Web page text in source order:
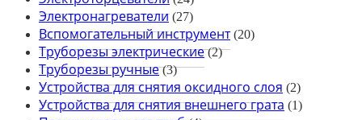
Электронагреватели (27)
Вспомогательный инструмент (20)
Труборезы электрические (2)
Труборезы ручные (3)
Устройства для снятия оксидного слоя (2)
Устройства для снятия внешнего грата (1)